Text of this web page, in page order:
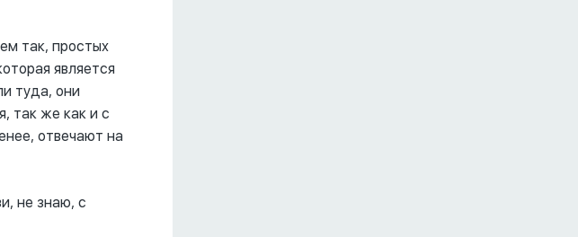
так, простых
является
туда, они
так же как и с
отвечают на
не знаю, с